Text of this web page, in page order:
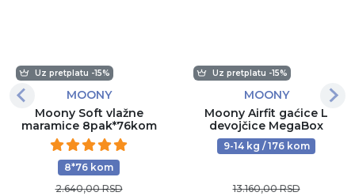
Uz pretplatu -15%
MOONY
Moony Soft vlažne
maramice 8pak*76kom
8*76 kom
2.640,00 RSD
Uz pretplatu -15%
MOONY
Moony Airfit gaćice L
devojčice MegaBox
9-14 kg / 176 kom
13.160,00 RSD